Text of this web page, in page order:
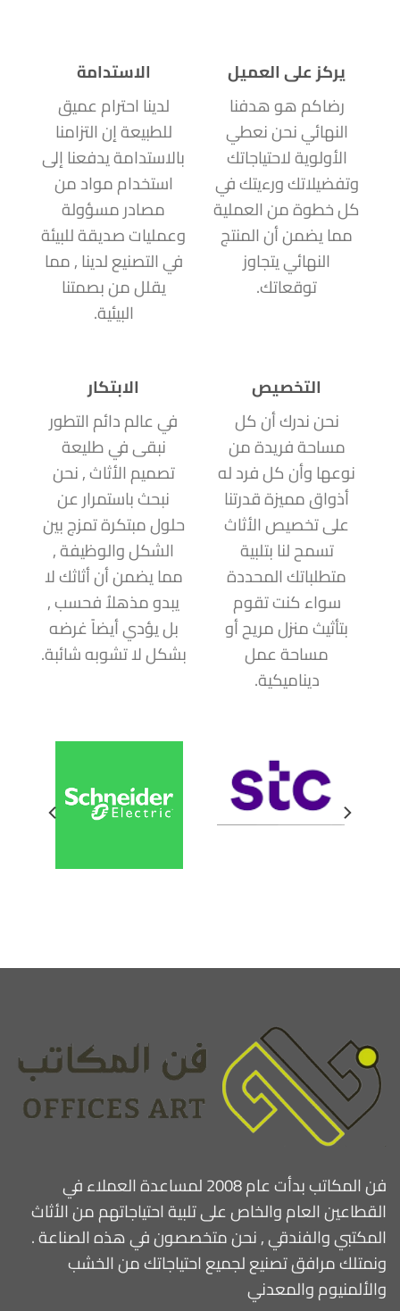
يركز على العميل
رضاكم هو هدفنا
النهائي نحن نعطي
الأولوية لاحتياجاتك
وتفضيلاتك ورءيتك في
كل خطوة من العملية
مما يضمن أن المنتج
النهائي يتجاوز
توقعاتك.
الاستدامة
لدينا احترام عميق
للطبيعة إن التزامنا
بالاستدامة يدفعنا إلى
استخدام مواد من
مصادر مسؤولة
وعمليات صديقة للبيئة
في التصنيع لدينا , مما
يقلل من بصمتنا
البيئية.
التخصيص
نحن ندرك أن كل
مساحة فريدة من
نوعها وأن كل فرد له
أذواق مميزة قدرتنا
على تخصيص الأثاث
تسمح لنا بتلبية
متطلباتك المحددة
سواء كنت تقوم
بتأثيث منزل مريح أو
مساحة عمل
ديناميكية.
الابتكار
في عالم دائم التطور
نبقى في طليعة
تصميم الأثاث , نحن
نبحث باستمرار عن
حلول مبتكرة تمزج بين
الشكل والوظيفة ,
مما يضمن أن أثاثك لا
يبدو مذهلاُ فحسب ,
بل يؤدي أيضاً غرضه
بشكل لا تشوبه شائبة.
فن المكاتب بدأت عام 2008 لمساعدة العملاء في
القطاعين العام والخاص على تلبية احتياجاتهم من الأثاث
المكتبي والفندقي , نحن متخصصون في هذه الصناعة .
ونمتلك مرافق تصنيع لجميع احتياجاتك من الخشب
والألمنيوم والمعدني